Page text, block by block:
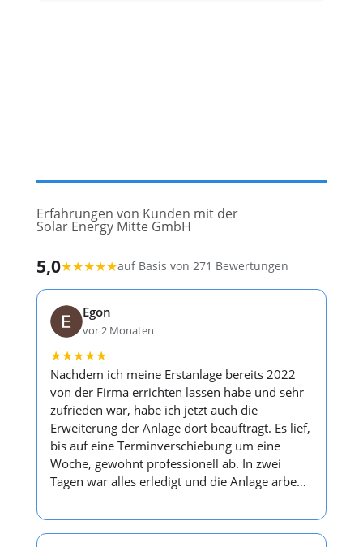
Erfahrungen von Kunden mit der
Solar Energy Mitte GmbH
5,0★★★★★auf Basis von 271 Bewertungen
Egon
vor 2 Monaten
★★★★★
Nachdem ich meine Erstanlage bereits 2022
von der Firma errichten lassen habe und sehr
zufrieden war, habe ich jetzt auch die
Erweiterung der Anlage dort beauftragt. Es lief,
bis auf eine Terminverschiebung um eine
Woche, gewohnt professionell ab. In zwei
Tagen war alles erledigt und die Anlage arbe…